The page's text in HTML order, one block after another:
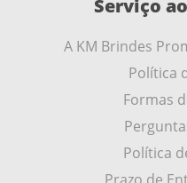
Serviço
A KM Brindes
Política
Formas
Política